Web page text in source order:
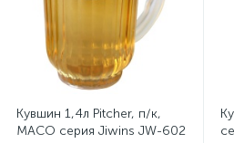
Кувшин 1,4л Pitcher, п/к,
MACO серия Jiwins JW-602